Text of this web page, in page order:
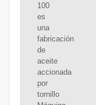
100
es
una
fabricación
de
aceite
accionada
por
tornillo